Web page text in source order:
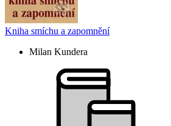
Kniha smíchu a zapomnění
Milan Kundera